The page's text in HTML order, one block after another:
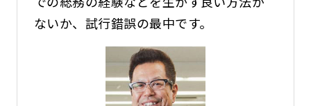
ないか、試行錯誤の最中です。